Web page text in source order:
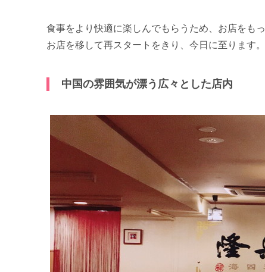
食事をより快適に楽しんでもらうため、お店をも
お店を移して再スタートをきり、今日に至ります。
中国の雰囲気が漂う広々とした店内